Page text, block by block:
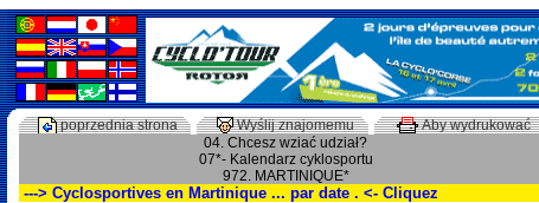
poprzednia strona Wyślij znajomemu
Aby wydrukować
04. Chcesz wziać udział?
07*- Kalendarz cyklosportu
972. MARTINIQUE*
---> Cyclosportives en Martinique ... par date . <- Cliquez